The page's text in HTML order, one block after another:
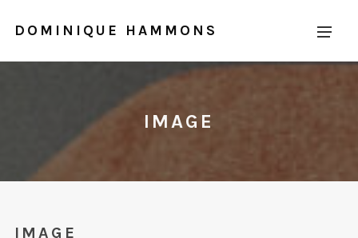
DOMINIQUE HAMMONS
IMAGE
IMAGE